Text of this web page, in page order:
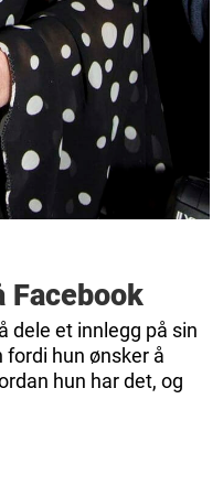
Facebook
dele et innlegg på sin
fordi hun ønsker å
hun har det, og